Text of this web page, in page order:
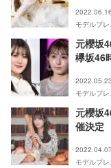
モデルプレ
元櫻坂
欅坂46
モデルプレ
元櫻坂
催決定
モデルプレ